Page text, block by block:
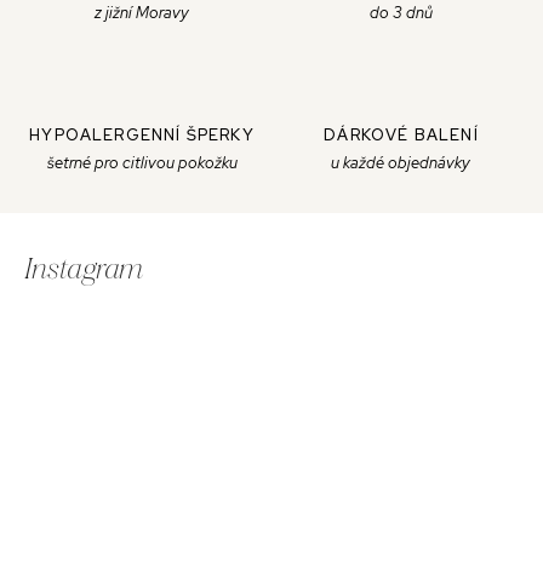
z jižní Moravy
do 3 dnů
HYPOALERGENNÍ ŠPERKY
šetrné pro citlivou pokožku
DÁRKOVÉ BALENÍ
u každé objednávky
Instagram